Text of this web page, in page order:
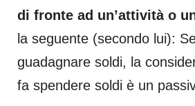
di fronte ad un’attività o
la seguente (secondo lui):
guadagnare soldi, la
fa spendere soldi è un